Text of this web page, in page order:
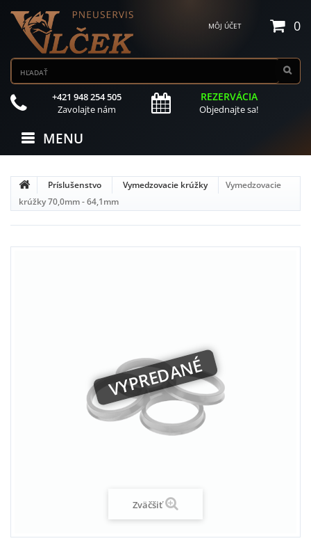
0
MÔJ ÚČET
+421 948 254 505
Zavolajte nám
REZERVÁCIA
Objednajte sa!
MENU
Príslušenstvo Vymedzovacie krúžky
Vymedzovacie
krúžky 70,0mm - 64,1mm
Zväčšiť
VYPREDANÉ